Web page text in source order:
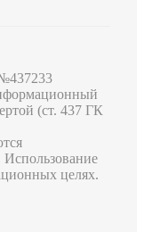
(ст. 437 ГК
Использование
целях.